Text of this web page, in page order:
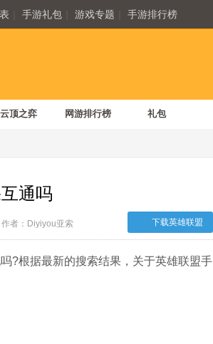
手游礼包 游戏专题 手游排行榜
云顶之弈 网游排行榜 礼包
通吗
作者：Diyiyou亚索 下载英雄联盟
?根据最新的搜索结果，关于英雄联盟手